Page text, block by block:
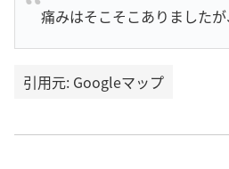
痛みはそこそこありましたが
引用元: Googleマップ